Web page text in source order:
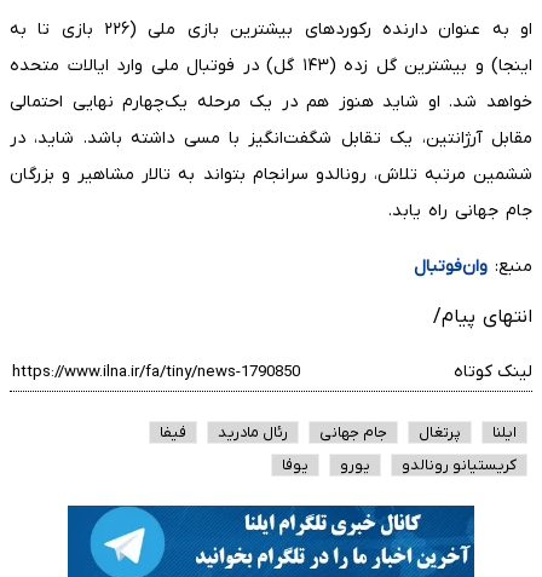
او به عنوان دارنده رکوردهای بیشترین بازی ملی (۲۲۶ بازی تا به
اینجا) و بیشترین گل زده (۱۴۳ گل) در فوتبال ملی وارد ایالات متحده
خواهد شد. او شاید هنوز هم در یک مرحله یک‌چهارم نهایی احتمالی
مقابل آرژانتین، یک تقابل شگفت‌انگیز با مسی داشته باشد. شاید، در
ششمین مرتبه تلاش، رونالدو سرانجام بتواند به تالار مشاهیر و بزرگان
جام جهانی راه یابد.
منبع: وان‌فوتبال
انتهای پیام/
لینک کوتاه
ایلنا پرتغال جام جهانی رئال مادرید
فیفا
کریستیانو رونالدو
یورو یوفا